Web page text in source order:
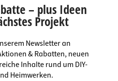
– plus Ideen
Projekt
Newsletter an
& Rabatten, neuen
Inhalte rund um DIY-
Heimwerken.